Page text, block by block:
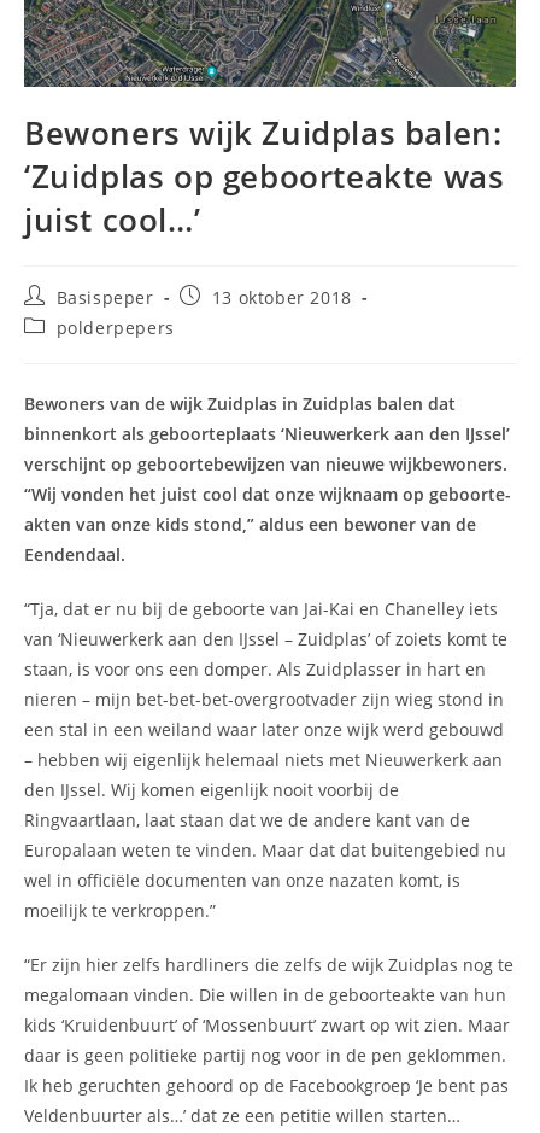
Bewoners wijk Zuidplas balen:
‘Zuidplas op geboorteakte was
juist cool…’
Bericht
auteur:
Basispeper
Bericht13 oktober 2018
Berichtcategorie:
polderpepers
Bewoners van de wijk Zuidplas in Zuidplas balen dat
binnenkort als geboorteplaats ‘Nieuwerkerk aan den IJssel’
verschijnt op geboortebewijzen van nieuwe wijkbewoners.
“Wij vonden het juist cool dat onze wijknaam op geboorte-
akten van onze kids stond,” aldus een bewoner van de
Eendendaal.
“Tja, dat er nu bij de geboorte van Jai-Kai en Chanelley iets
van ‘Nieuwerkerk aan den IJssel – Zuidplas’ of zoiets komt te
staan, is voor ons een domper. Als Zuidplasser in hart en
nieren – mijn bet-bet-bet-overgrootvader zijn wieg stond in
een stal in een weiland waar later onze wijk werd gebouwd
– hebben wij eigenlijk helemaal niets met Nieuwerkerk aan
den IJssel. Wij komen eigenlijk nooit voorbij de
Ringvaartlaan, laat staan dat we de andere kant van de
Europalaan weten te vinden. Maar dat dat buitengebied nu
wel in officiële documenten van onze nazaten komt, is
moeilijk te verkroppen.”
“Er zijn hier zelfs hardliners die zelfs de wijk Zuidplas nog te
megalomaan vinden. Die willen in de geboorteakte van hun
kids ‘Kruidenbuurt’ of ‘Mossenbuurt’ zwart op wit zien. Maar
daar is geen politieke partij nog voor in de pen geklommen.
Ik heb geruchten gehoord op de Facebookgroep ‘Je bent pas
Veldenbuurter als…’ dat ze een petitie willen starten…